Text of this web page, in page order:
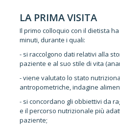
LA PRIMA VISITA
Il primo colloquio con il dietista
minuti, durante i quali:
- si raccolgono dati relativi alla
paziente e al suo stile di vita
- viene valutato lo stato
antropometriche, indagine
- si concordano gli obbiettivi da
e il percorso nutrizionale più
paziente;